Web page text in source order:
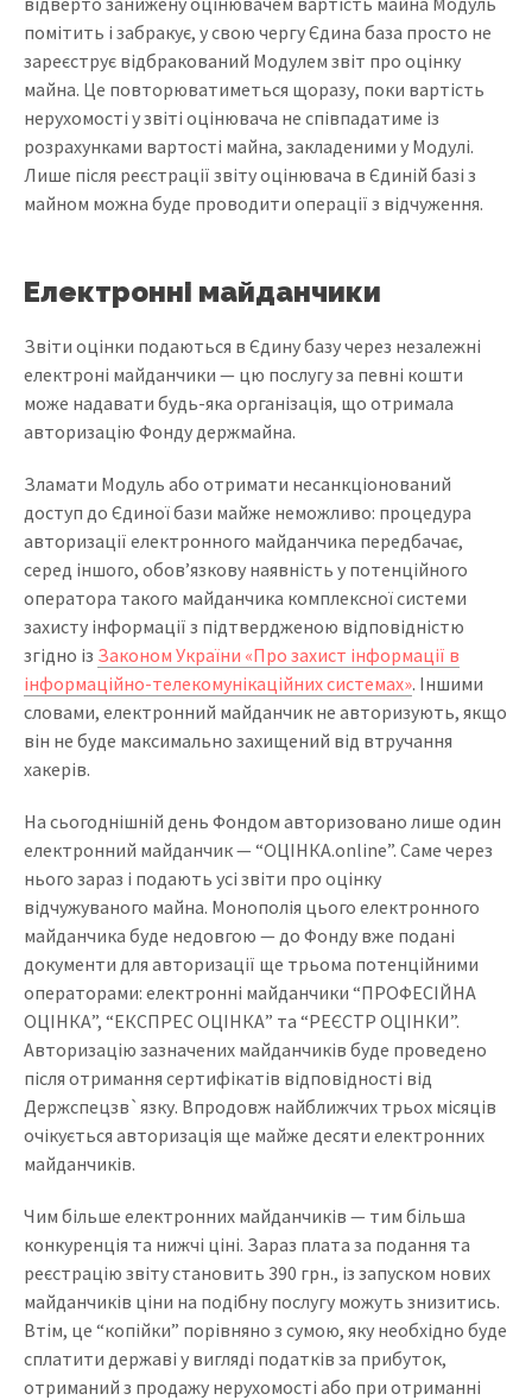
помітить і забракує, у свою чергу Єдина база просто не
зареєструє відбракований Модулем звіт про оцінку
майна. Це повторюватиметься щоразу, поки вартість
нерухомості у звіті оцінювача не співпадатиме із
розрахунками вартості майна, закладеними у Модулі.
Лише після реєстрації звіту оцінювача в Єдиній базі з
майном можна буде проводити операції з відчуження.
Електронні майданчики
Звіти оцінки подаються в Єдину базу через незалежні
електроні майданчики — цю послугу за певні кошти
може надавати будь-яка організація, що отримала
авторизацію Фонду держмайна.
Зламати Модуль або отримати несанкціонований
доступ до Єдиної бази майже неможливо: процедура
авторизації електронного майданчика передбачає,
серед іншого, обов’язкову наявність у потенційного
оператора такого майданчика комплексної системи
захисту інформації з підтвердженою відповідністю
згідно із Законом України «Про захист інформації в
інформаційно-телекомунікаційних системах». Іншими
словами, електронний майданчик не авторизують, якщо
він не буде максимально захищений від втручання
хакерів.
На сьогоднішній день Фондом авторизовано лише один
електронний майданчик — “ОЦІНКА.online”. Саме через
нього зараз і подають усі звіти про оцінку
відчужуваного майна. Монополія цього електронного
майданчика буде недовгою — до Фонду вже подані
документи для авторизації ще трьома потенційними
операторами: електронні майданчики “ПРОФЕСІЙНА
ОЦІНКА”, “ЕКСПРЕС ОЦІНКА” та “РЕЄСТР ОЦІНКИ”.
Авторизацію зазначених майданчиків буде проведено
після отримання сертифікатів відповідності від
Держспецзв`язку. Впродовж найближчих трьох місяців
очікується авторизація ще майже десяти електронних
майданчиків.
Чим більше електронних майданчиків — тим більша
конкуренція та нижчі ціні. Зараз плата за подання та
реєстрацію звіту становить 390 грн., із запуском нових
майданчиків ціни на подібну послугу можуть знизитись.
Втім, це “копійки” порівняно з сумою, яку необхідно буде
сплатити державі у вигляді податків за прибуток,
отриманий з продажу нерухомості або при отриманні